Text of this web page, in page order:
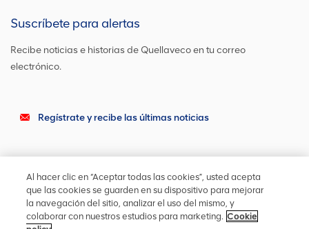
Suscríbete para alertas
Recibe noticias e historias de Quellaveco en tu correo
electrónico.
Regístrate y recibe las últimas noticias
Sigue en contacto
Actualízate en las redes sociales o contáctanos para cualquier
otra información
Al hacer clic en “Aceptar todas las cookies”, usted acepta
que las cookies se guarden en su dispositivo para mejorar
la navegación del sitio, analizar el uso del mismo, y
colaborar con nuestros estudios para marketing. Cookie